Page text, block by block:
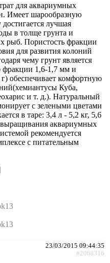
для аквариумных
Имеет шарообразную
лучшая
в толще грунта и
рыб. Пористость фракции
для развития колоний
чему грунт является
фракции 1,6-1,7 мм и
обеспечивает комфортную
Куба,
и т. д.). Натуральный
с зелеными цветами
в таре: 3,4 л - 5,2 кг, 5,6
выращивания аквариумных
рекомендуется
с питательным
23/03/2015 09:44:35
#2068316